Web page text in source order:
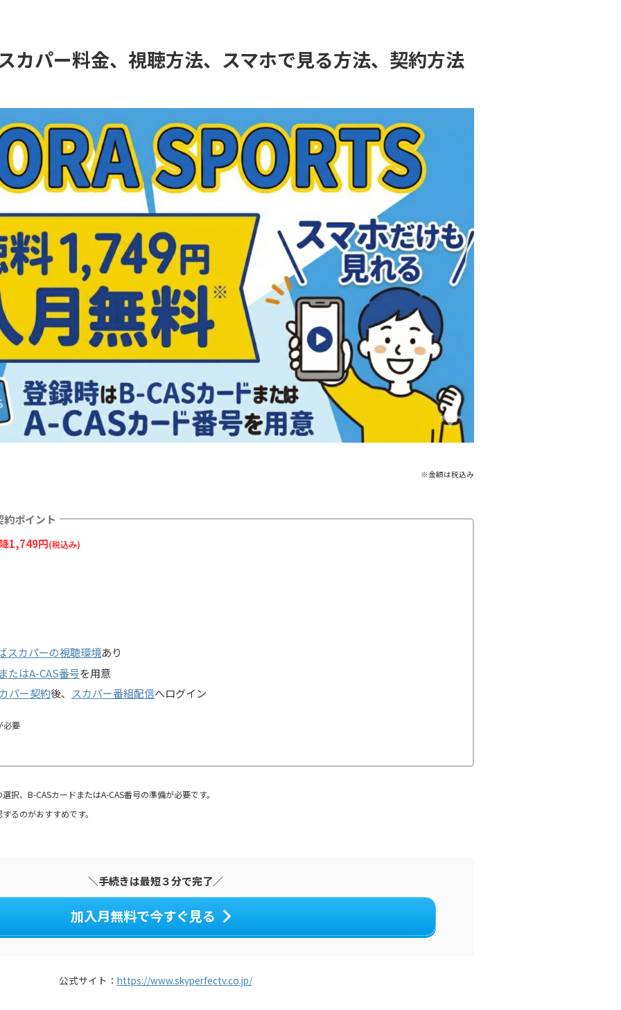
カパー料金、視聴方法、スマホで見る方法、契約方法
※金額は税込み
約ポイント
1,749円(税込み)
スカパーの視聴環境あり
たはA-CAS番号を用意
パー契約後、 スカパー番組配信へログイン
必要
択、B-CASカードまたはA-CAS番号の準備が必要です。
るのがおすすめです。
＼手続きは最短３分で完了／
加入月無料で今すぐ見る
公式サイト： https://www.skyperfectv.co.jp/